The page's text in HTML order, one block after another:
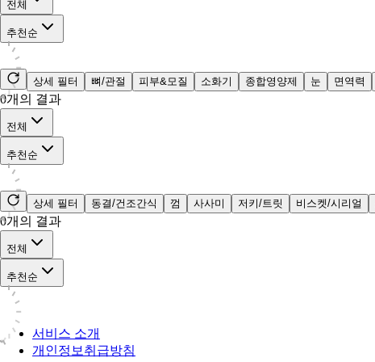
전체
추천순
상세 필터 뼈/관절 피부&모질 소화기 종합영양제 눈 면역력
0개의 결과
전체
추천순
상세 필터 동결/건조간식 껌 사사미 저키/트릿 비스켓/시리얼
0개의 결과
전체
추천순
서비스 소개
개인정보취급방침